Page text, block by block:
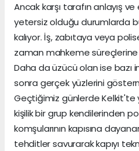
Ancak karşı tarafın anlayış
yetersiz olduğu durumlarda
kalıyor. İş, zabıtaya veya
zaman mahkeme
Daha da üzücü olan ise bazı
sonra gerçek yüzlerini
Geçtiğimiz günlerde Kelkit'te
kişilik bir grup kendilerinden
komşularının kapısına
tehditler savurarak kapıyı